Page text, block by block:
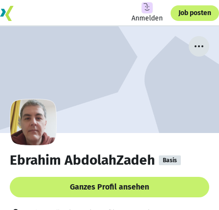
Anmelden
Job posten
Ebrahim AbdolahZadeh Basis
Ganzes Profil ansehen